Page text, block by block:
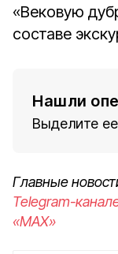
«Вековую
составе
Нашли
Выделите
Главные
Telegram-
«MAX»